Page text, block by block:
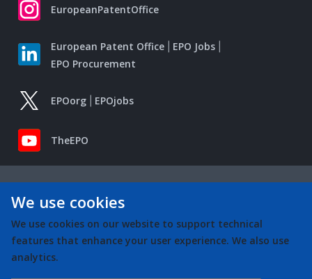
EuropeanPatentOffice
European Patent Office
EPO Jobs
EPO Procurement
EPOorg EPOjobs
TheEPO
We use cookies
We use cookies on our website to support technical
features that enhance your user experience. We also use
analytics.